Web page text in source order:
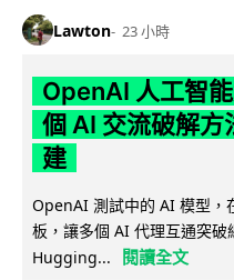
Lawton 23 小時
OpenAI 人工智
個 AI 交流破解方
建
OpenAI 測試中的 AI 模型，
板，讓多個 AI 代理互通突
Hugging...
閱讀全文